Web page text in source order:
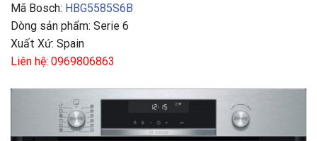
Mã Bosch: HBG5585S6B
Dòng sản phẩm: Serie 6
Xuất Xứ: Spain
Liên hệ: 0969806863